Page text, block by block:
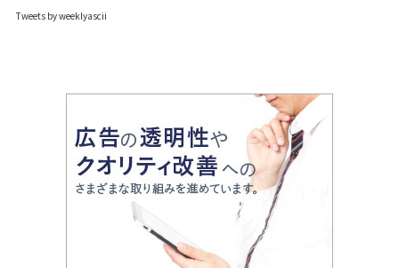
Tweets by weeklyascii